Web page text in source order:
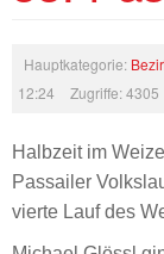
Hauptkategorie:
12:24
Zugriffe: 4305
Halbzeit im
Passailer
vierte Lauf des
Firekids
Links